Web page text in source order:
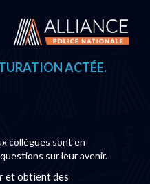
ACTÉE.
collègues sont en
sur leur avenir.
et obtient des